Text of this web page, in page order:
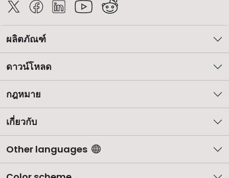
ผลิตภัณฑ์
ดาวน์โหลด
กฎหมาย
เกี่ยวกับ
Other languages